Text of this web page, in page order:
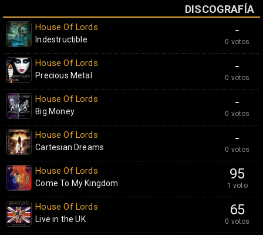
DISCOGRAFÍA
-
0 votos
House Of Lords
Indestructible
-
0 votos
House Of Lords
Precious Metal
-
0 votos
House Of Lords
Big Money
-
0 votos
House Of Lords
Cartesian Dreams
95
1 voto
House Of Lords
Come To My Kingdom
65
0 votos
House Of Lords
Live in the UK